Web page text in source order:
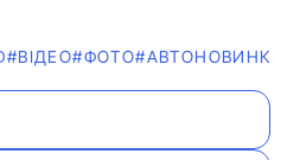
#ВІДЕО#ФОТО#АВТОНОВИНКА